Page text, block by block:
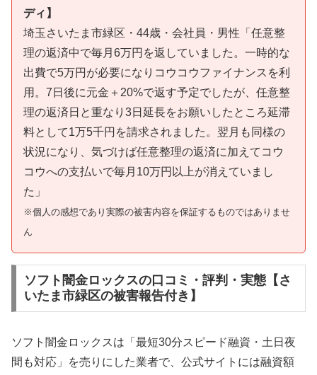
ディ】
埼玉さいたま市緑区・44歳・会社員・男性「任意整
理の返済中で毎月6万円を返していました。一時的な
出費で5万円が必要になりコウコウファイナンスを利
用。7日後に元金＋20%で返す予定でしたが、任意整
理の返済日と重なり3日延長をお願いしたところ延滞
料として1万5千円を請求されました。翌月も同様の
状況になり、気づけば任意整理の返済に加えてコウ
コウへの支払いで毎月10万円以上が消えていまし
た」
※個人の感想であり実際の被害内容を保証するものではありませ
ん
ソフト闇金ロックスの口コミ・評判・実態【さ
いたま市緑区の被害報告付き】
ソフト闇金ロックスは「最短30分スピード融資・土日夜
間も対応」を売りにした業者で、公式サイトには融資額